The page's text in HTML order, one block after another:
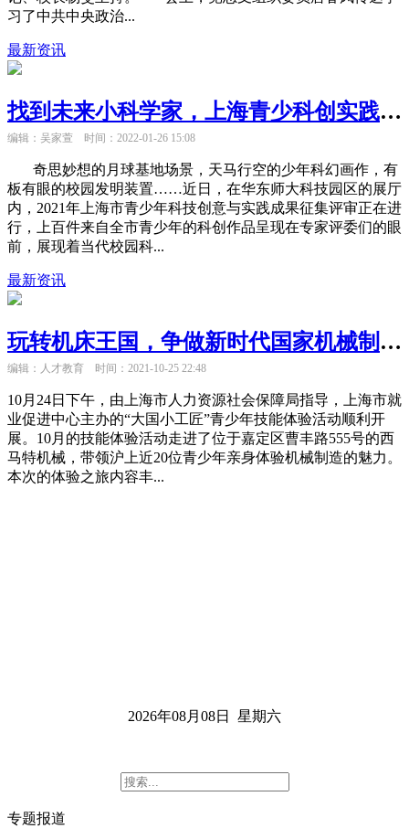
习了中共中央政治...
最新资讯
找到未来小科学家，上海青少科创实践征集精彩纷呈
编辑：吴家萱 时间：2022-01-26 15:08
奇思妙想的月球基地场景，天马行空的少年科幻画作，有
板有眼的校园发明装置……近日，在华东师大科技园区的展厅
内，2021年上海市青少年科技创意与实践成果征集评审正在进
行，上百件来自全市青少年的科创作品呈现在专家评委们的眼
前，展现着当代校园科...
最新资讯
玩转机床王国，争做新时代国家机械制造后备军：10月“大国小工匠”青少年技能体验活动顺利开展
编辑：人才教育 时间：2021-10-25 22:48
10月24日下午，由上海市人力资源社会保障局指导，上海市就
业促进中心主办的“大国小工匠”青少年技能体验活动顺利开
展。10月的技能体验活动走进了位于嘉定区曹丰路555号的西
马特机械，带领沪上近20位青少年亲身体验机械制造的魅力。
本次的体验之旅内容丰...
2026年08月08日 星期六
专题报道